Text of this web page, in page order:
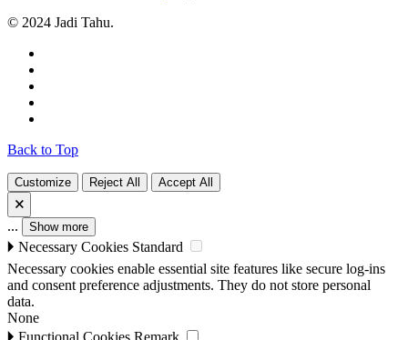
© 2024 Jadi Tahu.
Back to Top
Customize Reject All
Accept All
🗙
... Show more
🞂 Necessary Cookies Standard
Necessary cookies enable essential site features like secure log-ins
and consent preference adjustments. They do not store personal
data.
None
🞂 Functional Cookies Remark